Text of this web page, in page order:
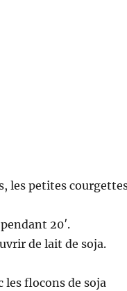
les petites
20′.
de lait de soja.
les flocons de soja